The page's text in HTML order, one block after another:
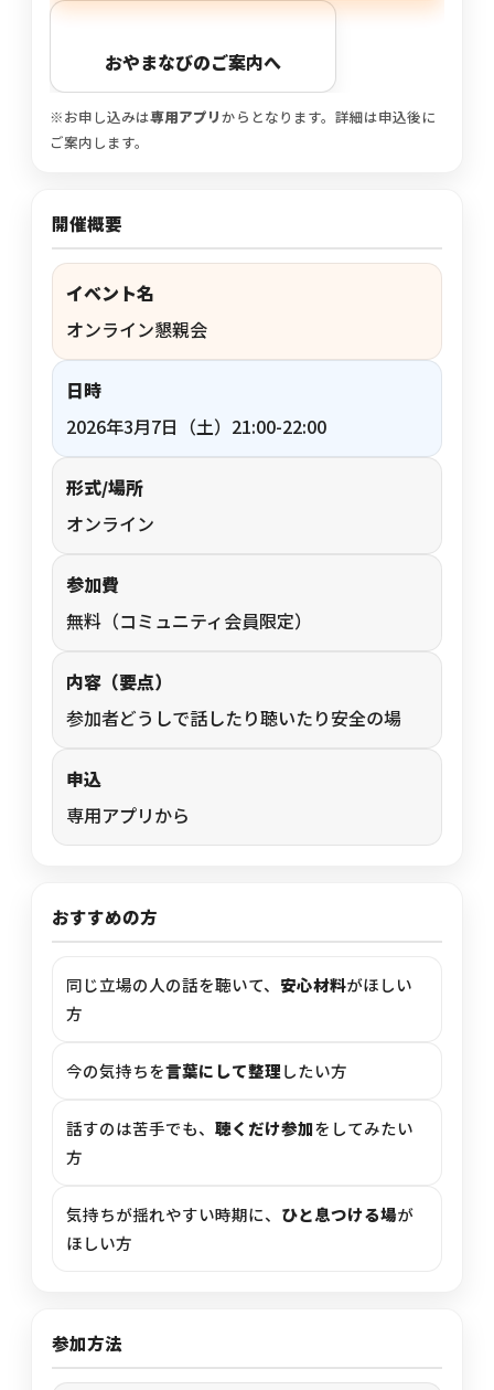
おやまなびのご案内へ
※お申し込みは専用アプリからとなります。詳細は申込後に
ご案内します。
開催概要
イベント名
オンライン懇親会
日時
2026年3月7日（土）21:00-22:00
形式/場所
オンライン
参加費
無料（コミュニティ会員限定）
内容（要点）
参加者どうしで話したり聴いたり安全の場
申込
専用アプリから
おすすめの方
同じ立場の人の話を聴いて、 安心材料がほしい
方
今の気持ちを言葉にして整理したい方
話すのは苦手でも、 聴くだけ参加をしてみたい
方
気持ちが揺れやすい時期に、 ひと息つける場が
ほしい方
参加方法